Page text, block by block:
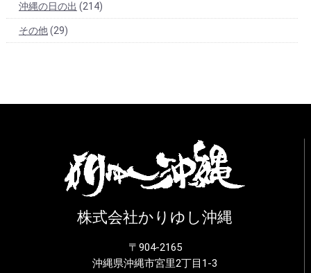
沖縄の日の出 (214)
その他(29)
株式会社かりゆし沖縄
〒904-2165
沖縄県沖縄市宮里2丁目1-3